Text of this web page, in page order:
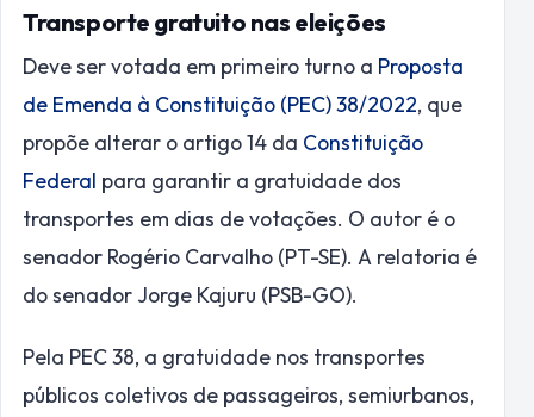
Transporte gratuito nas eleições
Deve ser votada em primeiro turno a Proposta
de Emenda à Constituição (PEC) 38/2022, que
propõe alterar o artigo 14 da Constituição
Federal para garantir a gratuidade dos
transportes em dias de votações. O autor é o
senador Rogério Carvalho (PT-SE). A relatoria é
do senador Jorge Kajuru (PSB-GO).
Pela PEC 38, a gratuidade nos transportes
públicos coletivos de passageiros, semiurbanos,